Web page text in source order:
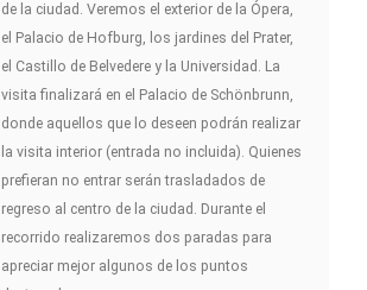
de la ciudad. Veremos el exterior de la Ópera,
el Palacio de Hofburg, los jardines del Prater,
el Castillo de Belvedere y la Universidad. La
visita finalizará en el Palacio de Schönbrunn,
donde aquellos que lo deseen podrán realizar
la visita interior (entrada no incluida). Quienes
prefieran no entrar serán trasladados de
regreso al centro de la ciudad. Durante el
recorrido realizaremos dos paradas para
apreciar mejor algunos de los puntos